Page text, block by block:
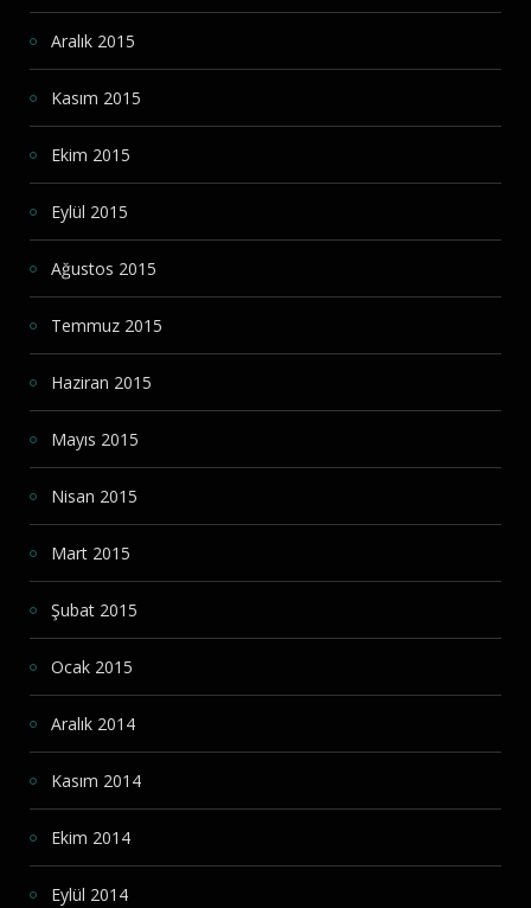
Aralık 2015
Kasım 2015
Ekim 2015
Eylül 2015
Ağustos 2015
Temmuz 2015
Haziran 2015
Mayıs 2015
Nisan 2015
Mart 2015
Şubat 2015
Ocak 2015
Aralık 2014
Kasım 2014
Ekim 2014
Eylül 2014